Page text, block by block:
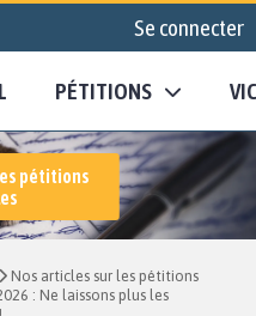
Se connecter
PÉTITIONS
pétitions
Nos articles sur les pétitions
: Ne laissons plus les